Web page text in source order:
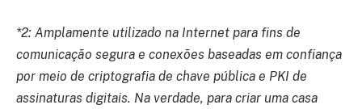
*2: Amplamente utilizado na Internet para fins de
comunicação segura e conexões baseadas em confiança
por meio de criptografia de chave pública e PKI de
assinaturas digitais. Na verdade, para criar uma casa